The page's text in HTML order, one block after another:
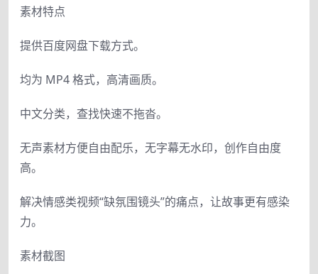
素材特点
提供百度网盘下载方式。
均为 MP4 格式，高清画质。
中文分类，查找快速不拖沓。
无声素材方便自由配乐，无字幕无水印，创作自由度
高。
解决情感类视频“缺氛围镜头”的痛点，让故事更有感染
力。
素材截图